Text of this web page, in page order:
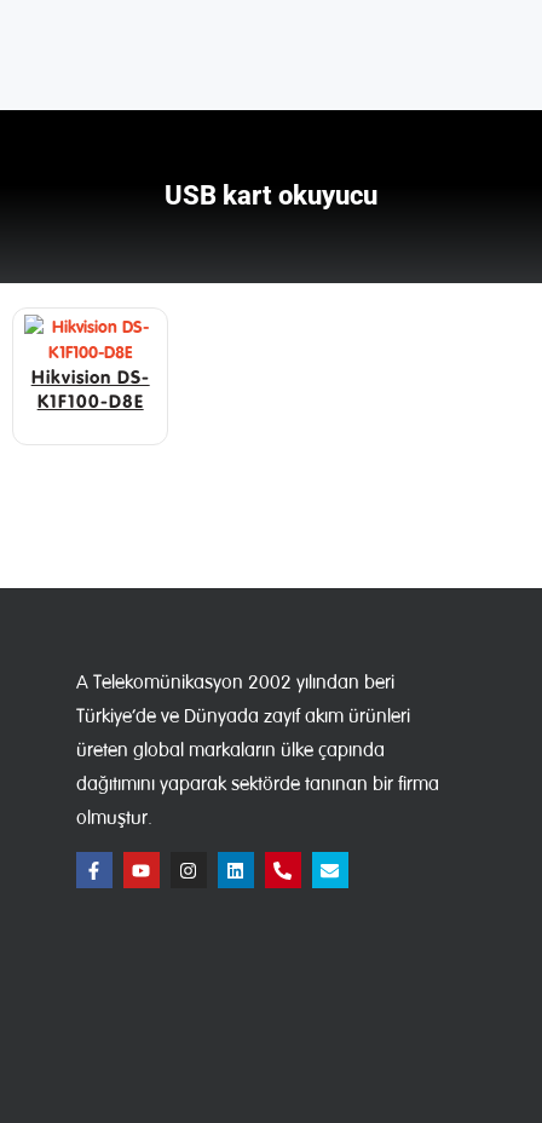
USB kart okuyucu
Hikvision DS-
K1F100-D8E
A Telekomünikasyon 2002 yılından beri
Türkiye’de ve Dünyada zayıf akım ürünleri
üreten global markaların ülke çapında
dağıtımını yaparak sektörde tanınan bir firma
olmuştur.